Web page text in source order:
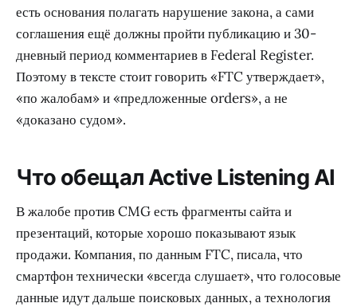
есть основания полагать нарушение закона, а сами
соглашения ещё должны пройти публикацию и 30-
дневный период комментариев в Federal Register.
Поэтому в тексте стоит говорить «FTC утверждает»,
«по жалобам» и «предложенные orders», а не
«доказано судом».
Что обещал Active Listening AI
В жалобе против CMG есть фрагменты сайта и
презентаций, которые хорошо показывают язык
продажи. Компания, по данным FTC, писала, что
смартфон технически «всегда слушает», что голосовые
данные идут дальше поисковых данных, а технология